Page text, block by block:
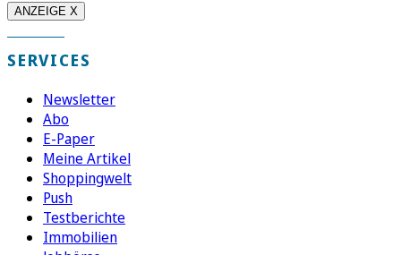
ANZEIGE X
SERVICES
Newsletter
Abo
E-Paper
Meine Artikel
Shoppingwelt
Push
Testberichte
Immobilien